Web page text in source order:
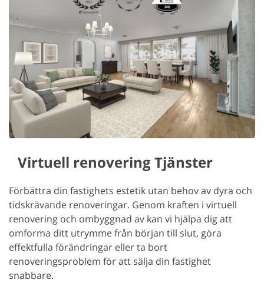
Virtuell renovering Tjänster
Förbättra din fastighets estetik utan behov av dyra och
tidskrävande renoveringar. Genom kraften i virtuell
renovering och ombyggnad av kan vi hjälpa dig att
omforma ditt utrymme från början till slut, göra
effektfulla förändringar eller ta bort
renoveringsproblem för att sälja din fastighet
snabbare.